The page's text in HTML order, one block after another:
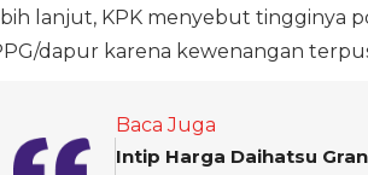
lanjut, KPK menyebut tingginya
dapur karena kewenangan
Baca Juga
Intip Harga Daihatsu